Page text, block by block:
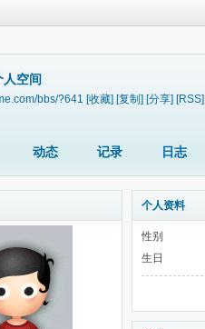
空间
bbs/?641 [收藏] [复制] [分享] [RSS]
动态 记录 日志
个人资料
性别
生日